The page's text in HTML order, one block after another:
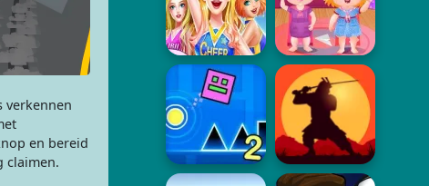
verkennen
en bereid
claimen.